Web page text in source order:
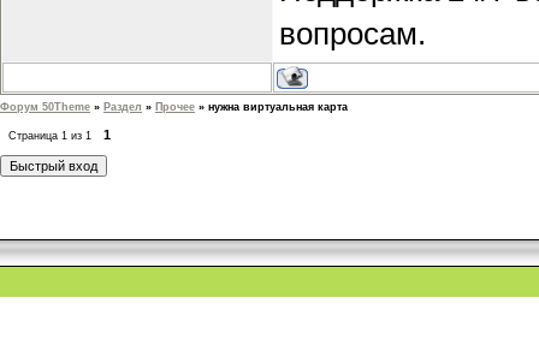
вопросам.
Форум 50Theme » Раздел » Прочее » нужна виртуальная карта
Страница 1 из 1 1